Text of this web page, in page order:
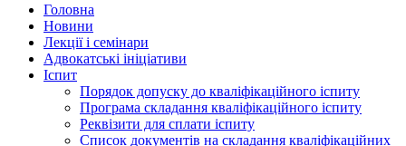
Головна
Новини
Лекції і семінари
Адвокатські ініціативи
Іспит
Порядок допуску до кваліфікаційного іспиту
Програма складання кваліфікаційного іспиту
Реквізити для сплати іспиту
Список документів на складання кваліфікаційних